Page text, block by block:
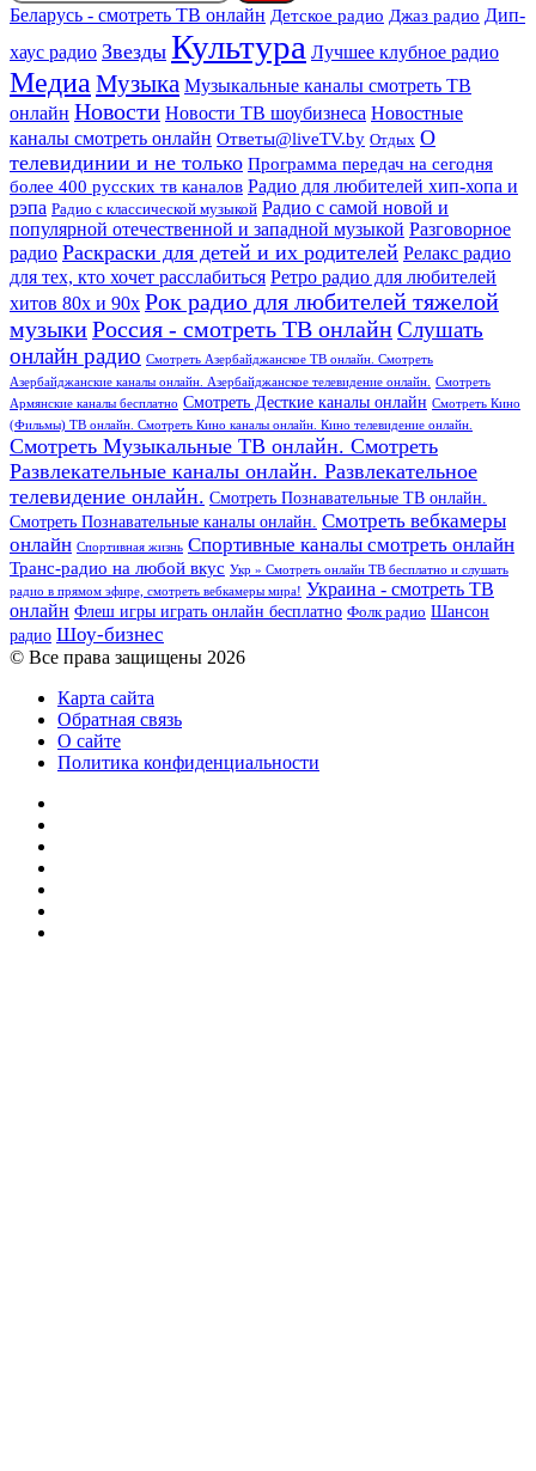
Беларусь - смотреть ТВ онлайн Детское радио Джаз радио Дип-
хаус радио Звезды Культура Лучшее клубное радио
Медиа Музыка Музыкальные каналы смотреть ТВ
онлайн Новости Новости ТВ шоубизнеса Новостные
каналы смотреть онлайн Ответы@liveTV.by Отдых О
телевидинии и не только Программа передач на сегодня
более 400 русских тв каналов Радио для любителей хип-хопа и
рэпа Радио с классической музыкой Радио с самой новой и
популярной отечественной и западной музыкой Разговорное
радио Раскраски для детей и их родителей Релакс радио
для тех, кто хочет расслабиться Ретро радио для любителей
хитов 80х и 90х Рок радио для любителей тяжелой
музыкиРоссия - смотреть ТВ онлайнСлушать
онлайн радио Смотреть Азербайджанское ТВ онлайн. Смотреть
Азербайджанские каналы онлайн. Азербайджанское телевидение онлайн.
Смотреть
Армянские каналы бесплатно Смотреть Десткие каналы онлайн Смотреть Кино
(Фильмы) ТВ онлайн. Смотреть Кино каналы онлайн. Кино телевидение онлайн.
Смотреть Музыкальные ТВ онлайн. Смотреть
Развлекательные каналы онлайн. Развлекательное
телевидение онлайн. Смотреть Познавательные ТВ онлайн.
Смотреть Познавательные каналы онлайн. Смотреть вебкамеры
онлайн Спортивная жизнь Спортивные каналы смотреть онлайн
Транс-радио на любой вкус Укр » Смотреть онлайн ТВ бесплатно и слушать
радио в прямом эфире, смотреть вебкамеры мира! Украина - смотреть ТВ
онлайн Флеш игры играть онлайн бесплатно Фолк радио Шансон
радио Шоу-бизнес
© Все права защищены 2026
Карта сайта
Обратная связь
О сайте
Политика конфиденциальности